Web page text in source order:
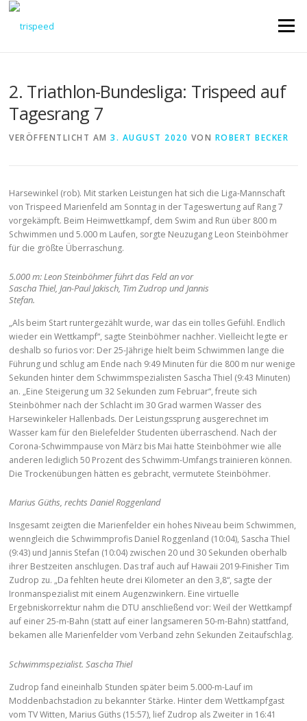
Direkt
Menü
2. Triathlon-Bundesliga: Trispeed auf
Tagesrang 7
VERÖFFENTLICHT AM3. AUGUST 2020 VON ROBERT BECKER
Harsewinkel (rob). Mit starken Leistungen hat sich die Liga-Mannschaft
von Trispeed Marienfeld am Sonntag in der Tageswertung auf Rang 7
vorgekämpft. Beim Heimwettkampf, dem Swim and Run über 800 m
Schwimmen und 5.000 m Laufen, sorgte Neuzugang Leon Steinböhmer
für die größte Überraschung.
5.000 m: Leon Steinböhmer führt das Feld an vor
Sascha Thiel, Jan-Paul Jakisch, Tim Zudrop und Jannis
Stefan.
„Als beim Start runtergezählt wurde, war das ein tolles Gefühl. Endlich
wieder ein Wettkampf“, sagte Steinböhmer nachher. Vielleicht legte er
deshalb so furios vor: Der 25-Jährige hielt beim Schwimmen lange die
Führung und schlug am Ende nach 9:49 Minuten für die 800 m nur wenige
Sekunden hinter dem Schwimmspezialisten Sascha Thiel (9:43 Minuten)
an. „Eine Steigerung um 32 Sekunden zum Februar“, freute sich
Steinböhmer nach der Schlacht im 30 Grad warmen Wasser des
Harsewinkeler Hallenbads. Der Leistungssprung ausgerechnet im
Wasser kam für den Bielefelder Studenten überraschend. Nach der
Corona-Schwimmpause von März bis Mai hatte Steinböhmer wie alle
anderen lediglich 50 Prozent des Schwimm-Umfangs trainieren können.
Die Trockenübungen hätten es gebracht, vermutete Steinböhmer.
Marius Güths, rechts Daniel Roggenland
Insgesamt zeigten die Marienfelder ein hohes Niveau beim Schwimmen,
wenngleich die Schwimmprofis Daniel Roggenland (10:04), Sascha Thiel
(9:43) und Jannis Stefan (10:04) zwischen 20 und 30 Sekunden oberhalb
ihrer Bestzeiten anschlugen. Das traf auch auf Hawaii 2019-Finisher Tim
Zudrop zu. „Da fehlten heute drei Kilometer an den 3,8“, sagte der
Ironmanspezialist mit einem Augenzwinkern. Eine virtuelle
Ergebniskorrektur nahm die DTU anschließend vor: Weil der Wettkampf
auf einer 25-m-Bahn (statt auf einer langsameren 50-m-Bahn) stattfand,
bekamen alle Marienfelder vom Verband zehn Sekunden Zeitaufschlag.
Schwimmspezialist. Sascha Thiel
Zudrop fand eineinhalb Stunden später beim 5.000-m-Lauf im
Moddenbachstadion zu bekannter Stärke. Hinter dem Wettkampfgast
vom TV Witten, Marius Güths (15:57), lief Zudrop als Zweiter in 16:41